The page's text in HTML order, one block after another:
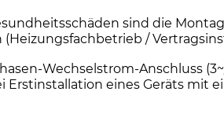
sind die
/
Wechselstrom-Anschluss
eines Geräts mit